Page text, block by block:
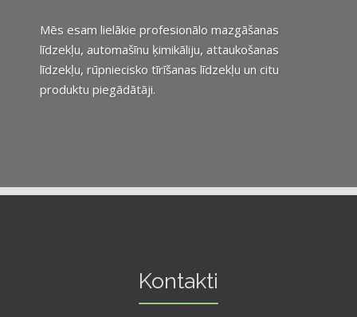
Mēs esam lielākie profesionālo mazgāšanas
līdzekļu, automašīnu ķimikāliju, attaukošanas
līdzekļu, rūpniecisko tīrīšanas līdzekļu un citu
produktu piegādātāji.
Kontakti